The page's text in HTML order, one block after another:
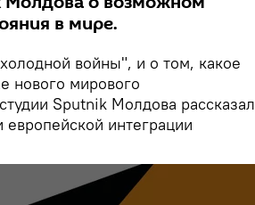
в мире.
войны", и о том, какое
нового мирового
Sputnik Молдова рассказал
интеграции